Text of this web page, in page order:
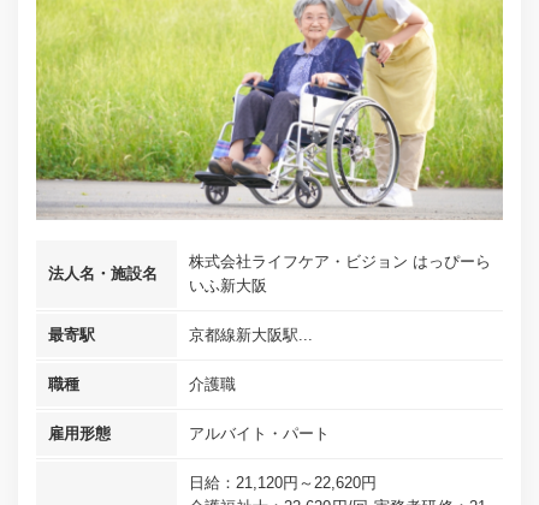
法人名・施設名
株式会社ライフケア・ビジョン はっぴーら
いふ新大阪
最寄駅 京都線新大阪駅...
職種 介護職
雇用形態 アルバイト・パート
日給：21,120円～22,620円